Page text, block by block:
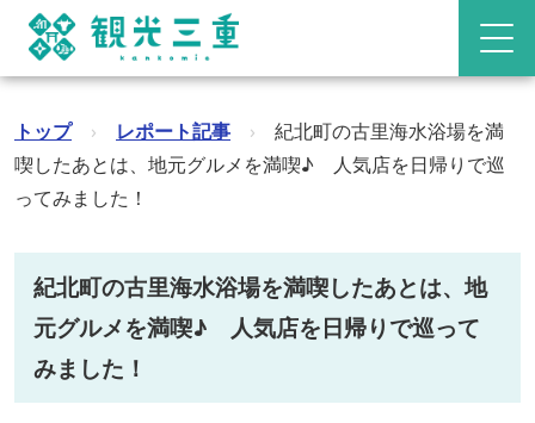
トップ › レポート記事 ›
紀北町の古里海水浴場を満
喫したあとは、地元グルメを満喫♪ 人気店を日帰りで巡
ってみました！
紀北町の古里海水浴場を満喫したあとは、地
元グルメを満喫♪ 人気店を日帰りで巡って
みました！